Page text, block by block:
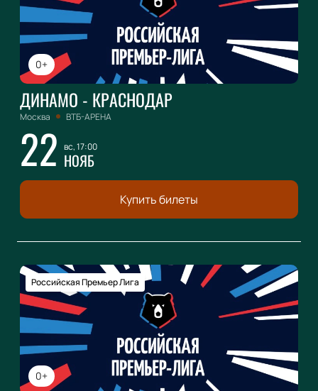
0+
ДИНАМО - КРАСНОДАР
Москва ВТБ-АРЕНА
22 вс, 17:00
НОЯБ
Купить билеты
0+
Российская Премьер Лига